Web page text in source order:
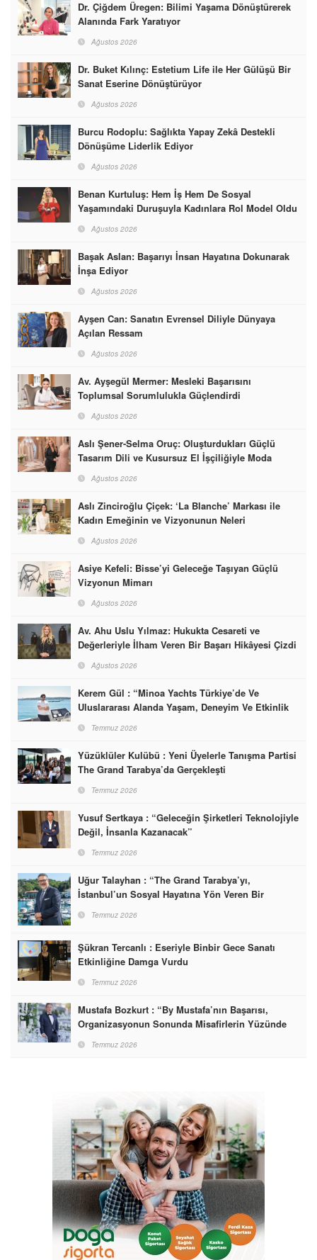
Dr. Çiğdem Üregen: Bilimi Yaşama Dönüştürerek
Alanında Fark Yaratıyor
Ağustos 2026
Dr. Buket Kılınç: Estetium Life ile Her Gülüşü Bir
Sanat Eserine Dönüştürüyor
Ağustos 2026
Burcu Rodoplu: Sağlıkta Yapay Zekâ Destekli
Dönüşüme Liderlik Ediyor
Ağustos 2026
Benan Kurtuluş: Hem İş Hem De Sosyal
Yaşamındaki Duruşuyla Kadınlara Rol Model Oldu
Ağustos 2026
Başak Aslan: Başarıyı İnsan Hayatına Dokunarak
İnşa Ediyor
Ağustos 2026
Ayşen Can: Sanatın Evrensel Diliyle Dünyaya
Açılan Ressam
Ağustos 2026
Av. Ayşegül Mermer: Mesleki Başarısını
Toplumsal Sorumlulukla Güçlendirdi
Ağustos 2026
Aslı Şener-Selma Oruç: Oluşturdukları Güçlü
Tasarım Dili ve Kusursuz El İşçiliğiyle Moda
Dünyasına İmzalarını Attılar
Ağustos 2026
Aslı Zinciroğlu Çiçek: ‘La Blanche’ Markası ile
Kadın Emeğinin ve Vizyonunun Neleri
Başarabileceğinin En Güzel Örneğini Sunuyor
Ağustos 2026
Asiye Kefeli: Bisse’yi Geleceğe Taşıyan Güçlü
Vizyonun Mimarı
Ağustos 2026
Av. Ahu Uslu Yılmaz: Hukukta Cesareti ve
Değerleriyle İlham Veren Bir Başarı Hikâyesi Çizdi
Ağustos 2026
Kerem Gül : “Minoa Yachts Türkiye’de Ve
Uluslararası Alanda Yaşam, Deneyim Ve Etkinlik
Markası Olacak”
Temmuz 2026
Yüzüklüler Kulübü : Yeni Üyelerle Tanışma Partisi
The Grand Tarabya’da Gerçekleşti
Temmuz 2026
Yusuf Sertkaya : “Geleceğin Şirketleri Teknolojiyle
Değil, İnsanla Kazanacak”
Temmuz 2026
Uğur Talayhan : “The Grand Tarabya’yı,
İstanbul’un Sosyal Hayatına Yön Veren Bir
Destinasyon Haline Getirmeyi Hedefliyorum”
Temmuz 2026
Şükran Tercanlı : Eseriyle Binbir Gece Sanatı
Etkinliğine Damga Vurdu
Temmuz 2026
Mustafa Bozkurt : “By Mustafa’nın Başarısı,
Organizasyonun Sonunda Misafirlerin Yüzünde
Gördüğümüz Mutluluktur”
Temmuz 2026